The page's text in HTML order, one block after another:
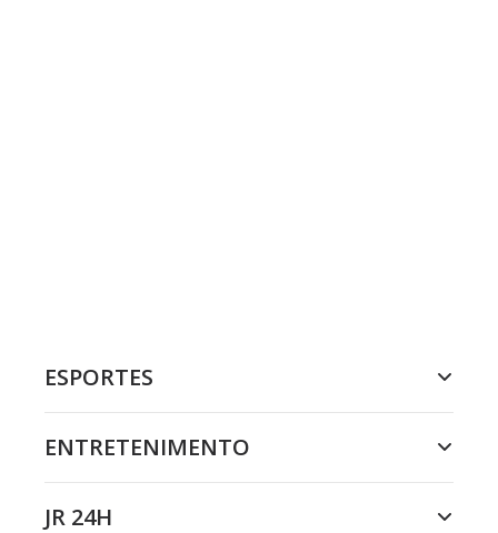
ESPORTES
ENTRETENIMENTO
JR 24H